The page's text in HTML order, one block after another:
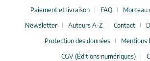
Paiement et livraison
FAQ
Morceau
Newsletter
Auteurs A-Z Contact
Protection des données
Mentions
CGV (Éditions numériques)